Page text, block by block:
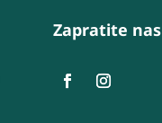
Zapratite nas